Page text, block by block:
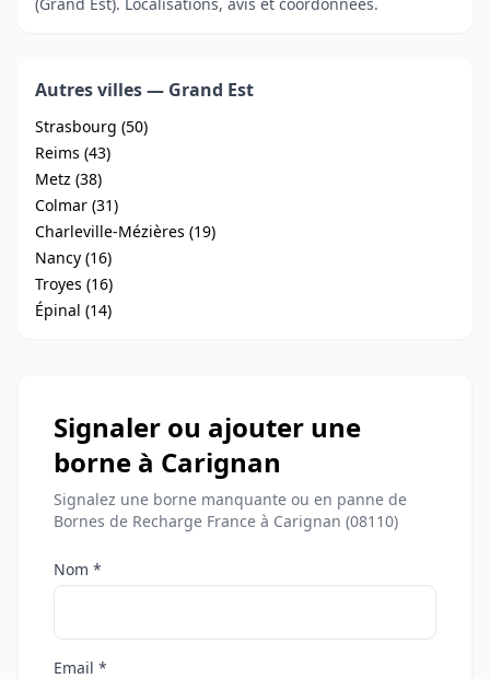
Autres villes — Grand Est
Strasbourg (50)
Reims (43)
Metz (38)
Colmar (31)
Charleville-Mézières (19)
Nancy (16)
Troyes (16)
Épinal (14)
Signaler ou ajouter une
borne à Carignan
Signalez une borne manquante ou en panne de
Bornes de Recharge France à Carignan (08110)
Nom *
Email *